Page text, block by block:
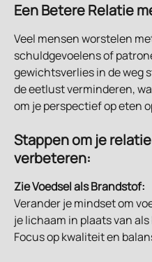
Een Betere Relatie
Veel mensen worstelen
schuldgevoelens of
gewichtsverlies in de weg
de eetlust verminderen,
om je perspectief op eten
Stappen om je
verbeteren:
Zie Voedsel als Brandstof:
Verander je mindset om
je lichaam in plaats van
Focus op kwaliteit en